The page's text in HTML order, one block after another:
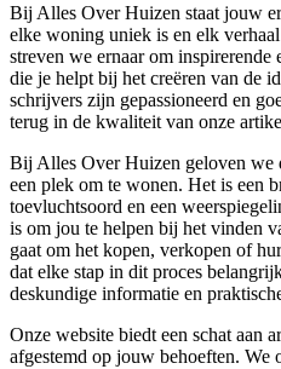
Bij Alles Over Huizen staat jouw
elke woning uniek is en elk
streven we ernaar om inspirerende
die je helpt bij het creëren van de
schrijvers zijn gepassioneerd en
terug in de kwaliteit van onze
Bij Alles Over Huizen geloven we
een plek om te wonen. Het is een
toevluchtsoord en een
is om jou te helpen bij het vinden
gaat om het kopen, verkopen of
dat elke stap in dit proces
deskundige informatie en
Onze website biedt een schat aan
afgestemd op jouw behoeften. We